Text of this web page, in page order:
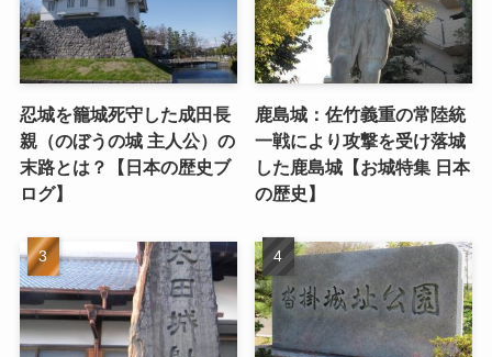
忍城を籠城死守した成田長
親（のぼうの城 主人公）の
末路とは？【日本の歴史ブ
ログ】
鹿島城：佐竹義重の常陸統
一戦により攻撃を受け落城
した鹿島城【お城特集 日本
の歴史】